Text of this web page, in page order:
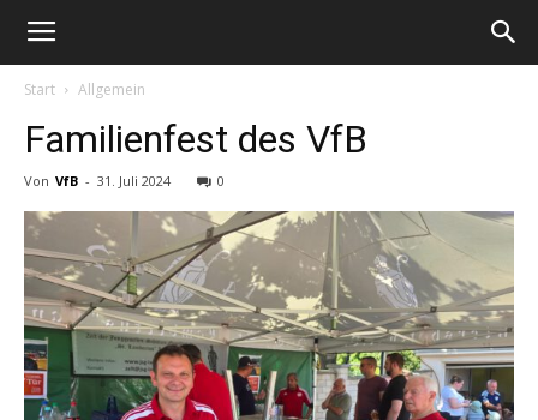
Start Allgemein
Familienfest des VfB
Von VfB - 31. Juli 2024 0